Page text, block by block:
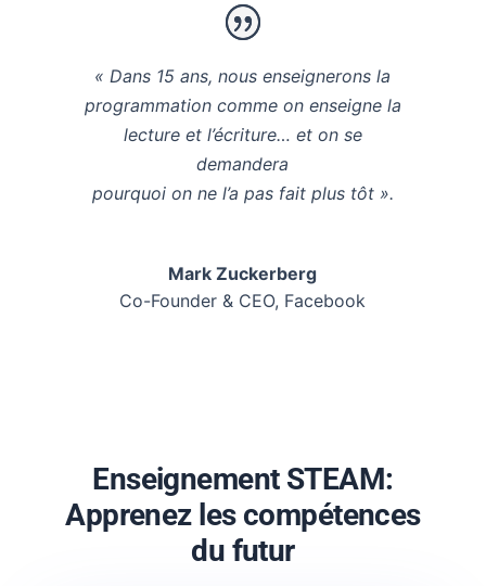
« Dans 15 ans, nous enseignerons la
programmation comme on enseigne la
lecture et l’écriture… et on se
demandera
pourquoi on ne l’a pas fait plus tôt ».
Mark Zuckerberg
Co-Founder & CEO, Facebook
Enseignement STEAM:
Apprenez les compétences
du futur